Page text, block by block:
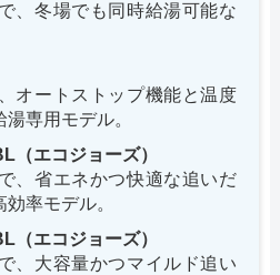
、冬場でも同時給湯可能な
オートストップ機能と温度
専用モデル。
（エコジョーズ）
、省エネかつ快適な追いだ
率モデル。
（エコジョーズ）
、大容量かつマイルド追い